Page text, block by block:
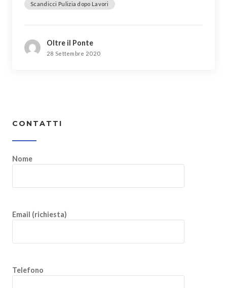
Scandicci Pulizia dopo Lavori
Oltre il Ponte
28 Settembre 2020
CONTATTI
Nome
Email (richiesta)
Telefono